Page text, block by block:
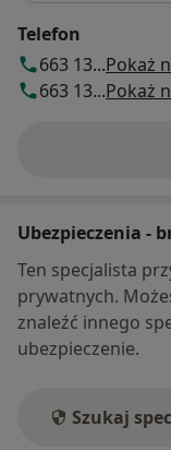
Telefon
663 13...Pokaż
663 13...Pokaż
Ubezpieczenia -
Ten specjalista
prywatnych.
znaleźć innego
ubezpieczenie.
Szukaj